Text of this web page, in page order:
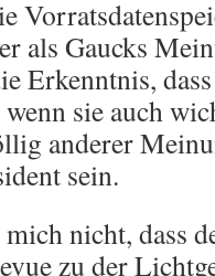
als Gaucks
Erkenntnis,
sie auch
anderer
sein.
nicht, dass
zu der